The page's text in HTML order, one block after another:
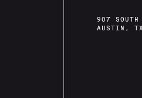
907 SOUTH
AUSTIN,